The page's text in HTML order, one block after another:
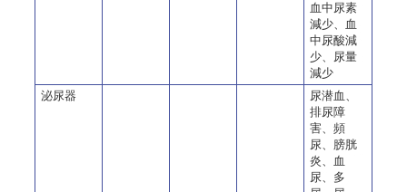
血中尿素
減少、血
中尿酸減
少、尿量
減少
泌尿器
尿潜血、
排尿障
害、頻
尿、膀胱
炎、血
尿、多